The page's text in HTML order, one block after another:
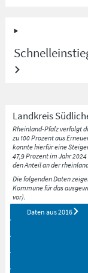
Landkreis
Rheinland-Pfalz verfolgt
zu 100 Prozent aus
konnte hierfür eine
47,9 Prozent im Jahr
den Anteil an der
Die folgenden Daten
Kommune für das
vor).
Daten aus2016